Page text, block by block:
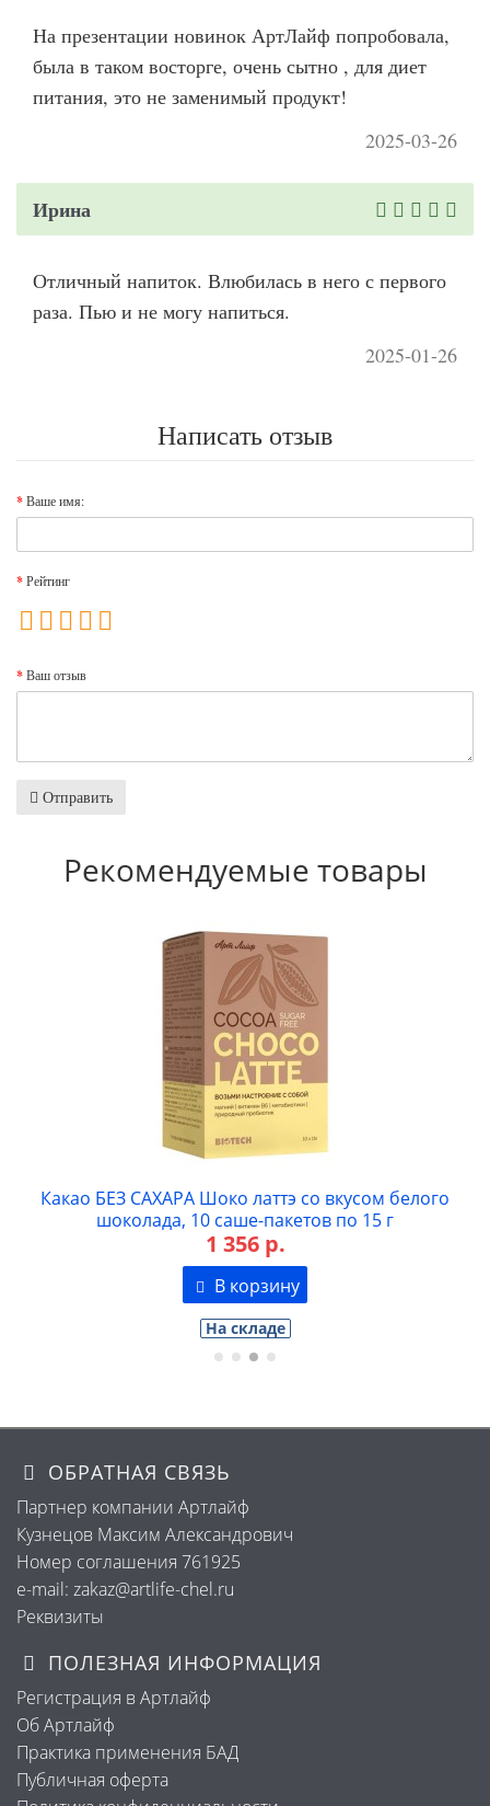
На презентации новинок АртЛайф попробовала,
была в таком восторге, очень сытно , для диет
питания, это не заменимый продукт!
2025-03-26
Ирина
Отличный напиток. Влюбилась в него с первого
раза. Пью и не могу напиться.
2025-01-26
Написать отзыв
Ваше имя:
Рейтинг
Ваш отзыв
Отправить
Рекомендуемые товары
Какао БЕЗ САХАРА Шоко латтэ со вкусом белого
шоколада, 10 саше-пакетов по 15 г
1 356 р.
В корзину
На складе
ОБРАТНАЯ СВЯЗЬ
Партнер компании Артлайф
Кузнецов Максим Александрович
Номер соглашения 761925
e-mail: zakaz@artlife-chel.ru
Реквизиты
ПОЛЕЗНАЯ ИНФОРМАЦИЯ
Регистрация в Артлайф
Об Артлайф
Практика применения БАД
Публичная оферта